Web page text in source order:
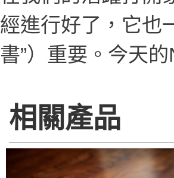
經進行好了，它也
書”）重要。今天
相關產品